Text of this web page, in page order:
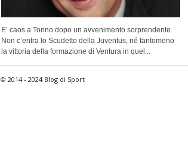
E’ caos a Torino dopo un avvenimento sorprendente.
Non c’entra lo Scudetto della Juventus, né tantomeno
la vittoria della formazione di Ventura in quel...
© 2014 - 2024 Blog di Sport